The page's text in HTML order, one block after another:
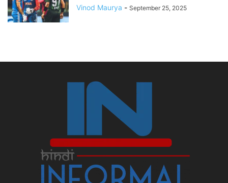
Vinod Maurya - September 25, 2025